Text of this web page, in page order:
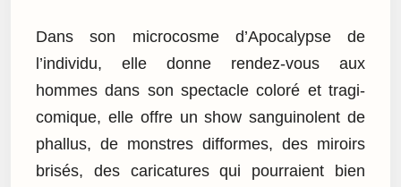
Dans son microcosme d’Apocalypse de
l’individu, elle donne rendez-vous aux
hommes dans son spectacle coloré et tragi-
comique, elle offre un show sanguinolent de
phallus, de monstres difformes, des miroirs
brisés, des caricatures qui pourraient bien